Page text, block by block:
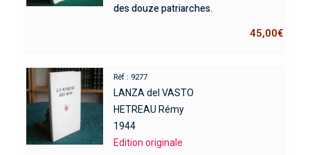
des douze patriarches.
45,00€
Réf : 9277
LANZA del VASTO
HETREAU Rémy
1944
Edition originale